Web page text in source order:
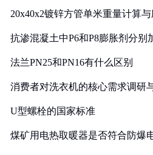
20x40x2镀锌方管单米重量计算
抗渗混凝土中P6和P8膨胀剂分别
法兰PN25和PN16有什么区别
消费者对洗衣机的核心需求调研
U型螺栓的国家标准
煤矿用电热取暖器是否符合防爆